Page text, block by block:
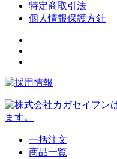
特定商取引法
個人情報保護方針
一括注文
商品一覧